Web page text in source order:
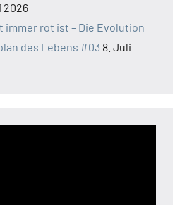
2026
immer rot ist – Die Evolution
des Lebens #03 8. Juli